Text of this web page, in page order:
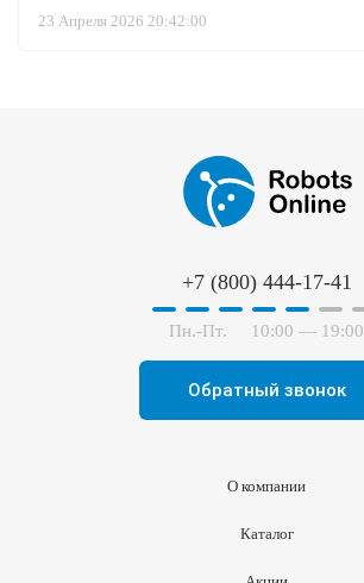
23 Апреля 2026 20:42:00
О компании
Каталог
+7 (800) 444-17-41
Пн.-Пт. 10:00 — 19:00
Обратный звонок